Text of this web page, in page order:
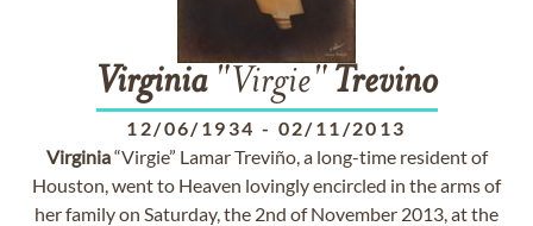
Virginia"Virgie" Trevino
12/06/1934 - 02/11/2013
Virginia“Virgie” Lamar Treviño, a long-time resident of
Houston, went to Heaven lovingly encircled in the arms of
her family on Saturday, the 2nd of November 2013, at the